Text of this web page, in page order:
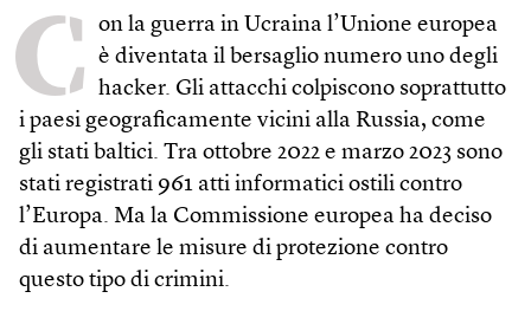
C
on la guerra in Ucraina l’Unione europea
è diventata il bersaglio numero uno degli
hacker. Gli attacchi colpiscono soprattutto
i paesi geograficamente vicini alla Russia, come
gli stati baltici. Tra ottobre 2022 e marzo 2023 sono
stati registrati 961 atti informatici ostili contro
l’Europa. Ma la Commissione europea ha deciso
di aumentare le misure di protezione contro
questo tipo di crimini.